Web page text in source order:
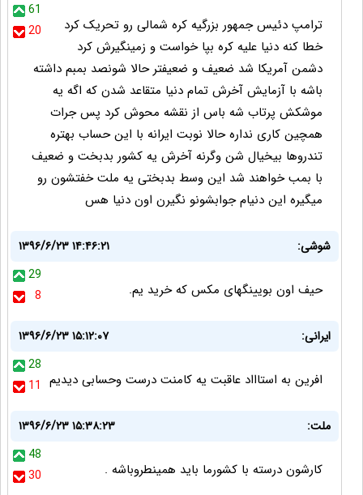
61
20
ترامپ دئیس جمهور بزرگیه کره شمالی رو تحریک کرد
خطا کنه دنیا علیه کره بپا خواست و زمینگیرش کرد
دشمن آمریکا شد ضعیف و ضعیفتر حالا شونصد بمبم داشته
باشه با آزمایش آخرش تمام دنیا متقاعد شدن که اگه یه
موشکش پرتاب شه باس از نقشه محوش کرد پس جرات
همچین کاری نداره حالا نوبت ایرانه با این حساب بهتره
تندروها بیخیال شن وگرنه آخرش یه کشور بدبخت و ضعیف
با بمب خواهند شد این وسط بدبختی یه ملت خفتشون رو
میگیره این دنیام جوابشونو نگیرن اون دنیا هس
شوشی:
۱۳۹۶/۶/۲۳ ۱۴:۴۶:۲۱
29
8
حیف اون بویینگهای مکس که خرید یم.
ایرانی:
۱۳۹۶/۶/۲۳ ۱۵:۱۲:۰۷
28
11 افرین به استاااد عاقبت یه کامنت درست وحسابی دیدیم
ملت:
۱۳۹۶/۶/۲۳ ۱۵:۳۸:۲۳
48
30
کارشون درسته با کشورما باید همینطروباشه .